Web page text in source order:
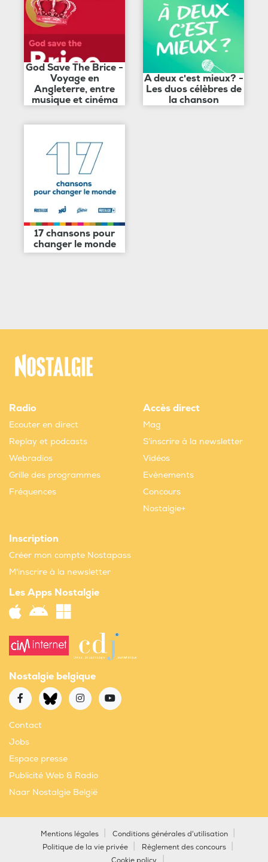
God Save The Brice -
Voyage en
Angleterre, entre
musique et cinéma
A deux c'est mieux? -
Les duos célèbres de
la chanson
17 chansons pour
changer le monde
Radio
Ecouter en direct
Replay et podcasts
Webradios
Grille des programmes
Fréquences
Accès direct
Mag
S'inscrire à la newsletter
Vidéos
Evènements
Concours
Nostalgie+
Inscription
Créer mon compte Nostapass
M'inscrire à la newsletter
Les Apps Nostalgie
Nostalgie belgique
Contact
Jobs
Espace presse
Publicité Web & Radio
Naar Nostalgie België
Mentions légales
Conditions générales d'utilisation
Politique de la vie privée
Règlement des concours